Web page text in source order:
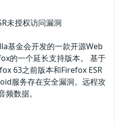
未授权访问漏洞
基金会开发的一款开源Web
的一个延长支持版本。 基于
63之前版本和Firefox ESR
服务存在安全漏洞。远程攻
数据。